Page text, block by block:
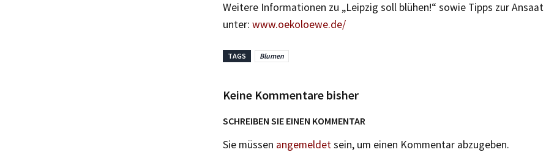
Weitere Informationen zu „Leipzig soll blühen!“ sowie Tipps zur
unter: www.oekoloewe.de/
TAGS Blumen
Keine Kommentare bisher
SCHREIBEN SIE EINEN KOMMENTAR
Sie müssen angemeldetsein, um einen Kommentar abzugeben.